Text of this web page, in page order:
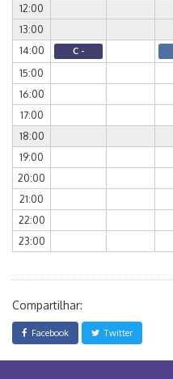
12:00
13:00
14:00
C -
15:00
16:00
17:00
18:00
19:00
20:00
21:00
22:00
23:00
Compartilhar:
Facebook Twitter